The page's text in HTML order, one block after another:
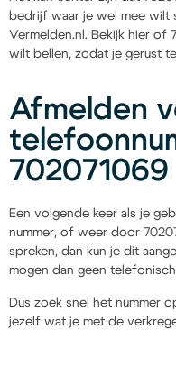
bedrijf waar je wel mee wilt
Vermelden.nl. Bekijk hier of
wilt bellen, zodat je gerust
Afmelden
702071069
Een volgende keer als je
nummer, of weer door
spreken, dan kun je dit
mogen dan geen
Dus zoek snel het nummer
jezelf wat je met de